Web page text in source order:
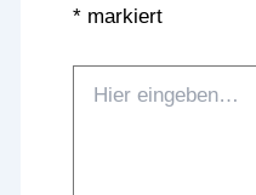
*markiert
eingeben…